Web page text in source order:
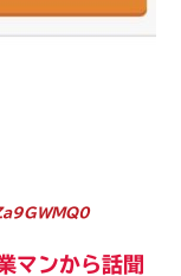
マンから話聞